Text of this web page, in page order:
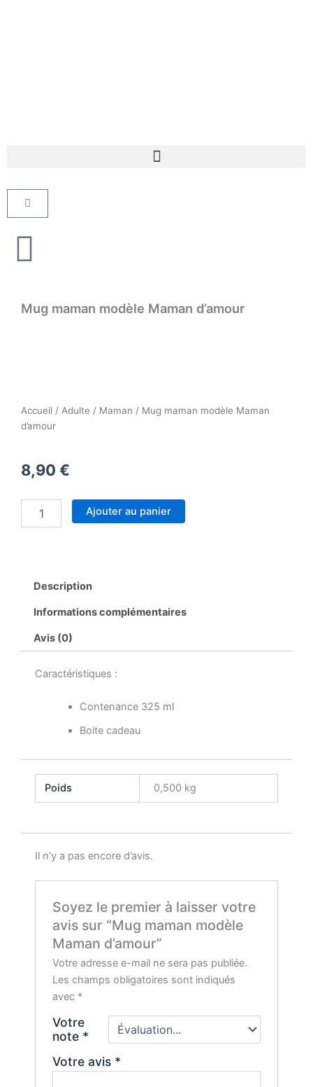
Panier
Mug maman modèle Maman d’amour
Accueil / Adulte / Maman / Mug maman modèle Maman
d’amour
8,90 €
d'amour
Ajouter au panier
Description
Informations complémentaires
Avis (0)
Caractéristiques :
Contenance 325 ml
Boite cadeau
Poids 0,500 kg
Il n’y a pas encore d’avis.
Soyez le premier à laisser votre
avis sur “Mug maman modèle
Maman d’amour”
Votre adresse e-mail ne sera pas publiée.
Les champs obligatoires sont indiqués
avec *
Votre
note *
Votre avis *